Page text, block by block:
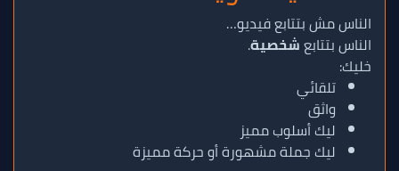
الناس مش بتتابع فيديو…
الناس بتتابعشخصية.
خليك:
تلقائي
واثق
ليك أسلوب مميز
ليك جملة مشهورة أو حركة مميزة